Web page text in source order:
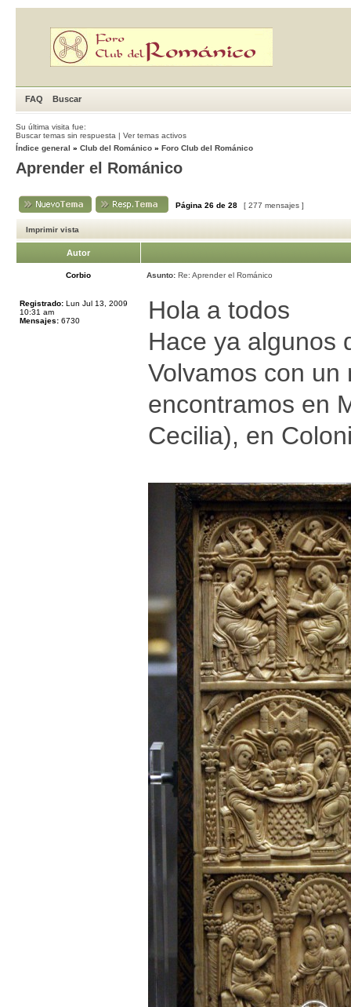
FAQ Buscar
Su última visita fue:
Buscar temas sin respuesta | Ver temas activos
Índice general » Club del Románico » Foro Club del Románico
Aprender el Románico
Página 26 de 28 [ 277 mensajes ]
Imprimir vista
Autor
Corbio Asunto: Re: Aprender el Románico
Registrado: Lun Jul 13, 2009
10:31 am
Mensajes: 6730
Hola a todos
Hace ya algunos
Volvamos con un
encontramos en
Cecilia), en